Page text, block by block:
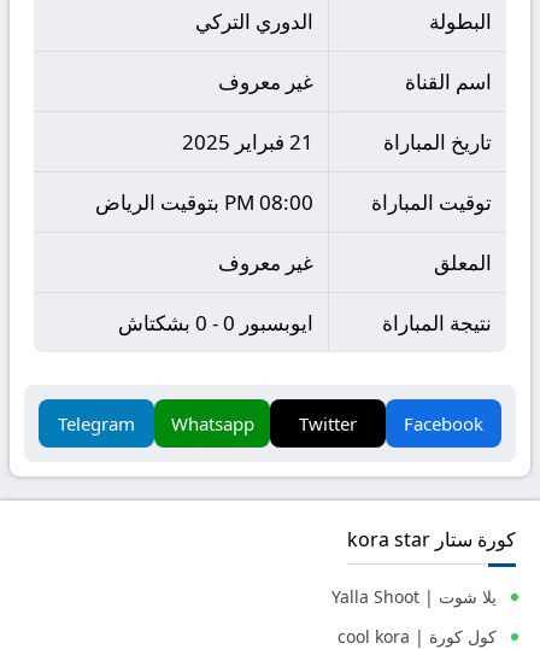
البطولة الدوري التركي
اسم القناة غير معروف
تاريخ المباراة 21 فبراير 2025
توقيت المباراة 08:00 PM بتوقيت الرياض
المعلق غير معروف
نتيجة المباراة ايوبسبور 0 - 0 بشكتاش
Facebook
Twitter
Whatsapp
Telegram
كورة ستار kora star
يلا شوت | Yalla Shoot
كول كورة | cool kora